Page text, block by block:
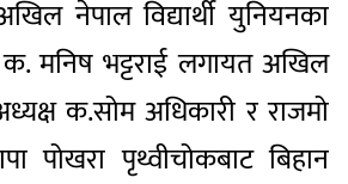
नेपाल विद्यार्थी युनियनका
मनिष भट्टराई लगायत अखिल
क.सोम अधिकारी र राजमो
पोखरा पृथ्वीचोकबाट बिहान